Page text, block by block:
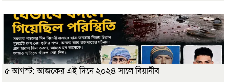
৫ আগস্ট: আজকের এই দিনে ২০২৪ সালে বিয়ানীব